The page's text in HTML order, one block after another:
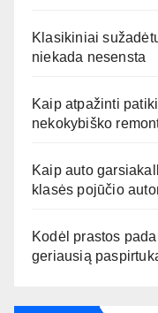
Klasikiniai
niekada nesensta
Kaip atpažinti
nekokybiško
Kaip auto
klasės pojūčio
Kodėl prastos
geriausią